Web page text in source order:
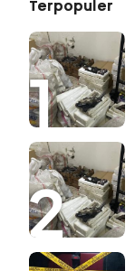
Terpopuler